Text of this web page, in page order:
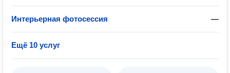
Интерьерная фотосессия —
Ещё 10 услуг